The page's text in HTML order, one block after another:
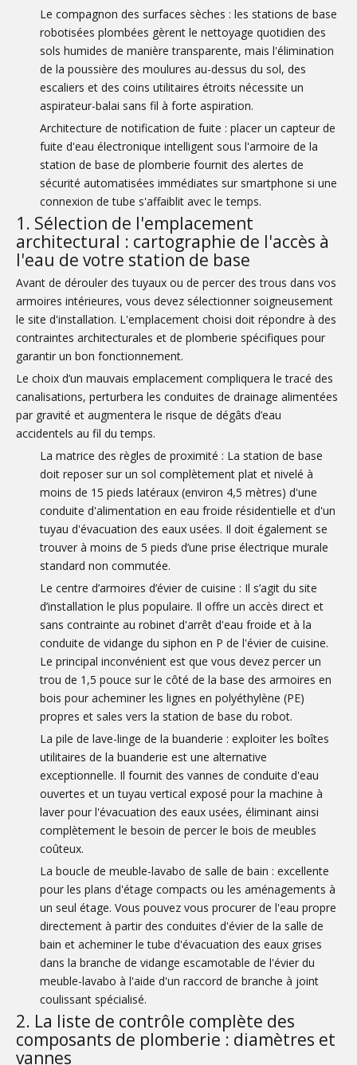
Le compagnon des surfaces sèches : les stations de base
robotisées plombées gèrent le nettoyage quotidien des
sols humides de manière transparente, mais l'élimination
de la poussière des moulures au-dessus du sol, des
escaliers et des coins utilitaires étroits nécessite un
aspirateur-balai sans fil à forte aspiration.
Architecture de notification de fuite : placer un capteur de
fuite d'eau électronique intelligent sous l'armoire de la
station de base de plomberie fournit des alertes de
sécurité automatisées immédiates sur smartphone si une
connexion de tube s'affaiblit avec le temps.
1. Sélection de l'emplacement
architectural : cartographie de l'accès à
l'eau de votre station de base
Avant de dérouler des tuyaux ou de percer des trous dans vos
armoires intérieures, vous devez sélectionner soigneusement
le site d'installation. L'emplacement choisi doit répondre à des
contraintes architecturales et de plomberie spécifiques pour
garantir un bon fonctionnement.
Le choix d’un mauvais emplacement compliquera le tracé des
canalisations, perturbera les conduites de drainage alimentées
par gravité et augmentera le risque de dégâts d’eau
accidentels au fil du temps.
La matrice des règles de proximité : La station de base
doit reposer sur un sol complètement plat et nivelé à
moins de 15 pieds latéraux (environ 4,5 mètres) d'une
conduite d'alimentation en eau froide résidentielle et d'un
tuyau d'évacuation des eaux usées. Il doit également se
trouver à moins de 5 pieds d’une prise électrique murale
standard non commutée.
Le centre d’armoires d’évier de cuisine : Il s’agit du site
d’installation le plus populaire. Il offre un accès direct et
sans contrainte au robinet d'arrêt d'eau froide et à la
conduite de vidange du siphon en P de l'évier de cuisine.
Le principal inconvénient est que vous devez percer un
trou de 1,5 pouce sur le côté de la base des armoires en
bois pour acheminer les lignes en polyéthylène (PE)
propres et sales vers la station de base du robot.
La pile de lave-linge de la buanderie : exploiter les boîtes
utilitaires de la buanderie est une alternative
exceptionnelle. Il fournit des vannes de conduite d'eau
ouvertes et un tuyau vertical exposé pour la machine à
laver pour l'évacuation des eaux usées, éliminant ainsi
complètement le besoin de percer le bois de meubles
coûteux.
La boucle de meuble-lavabo de salle de bain : excellente
pour les plans d'étage compacts ou les aménagements à
un seul étage. Vous pouvez vous procurer de l'eau propre
directement à partir des conduites d'évier de la salle de
bain et acheminer le tube d'évacuation des eaux grises
dans la branche de vidange escamotable de l'évier du
meuble-lavabo à l'aide d'un raccord de branche à joint
coulissant spécialisé.
2. La liste de contrôle complète des
composants de plomberie : diamètres et
vannes